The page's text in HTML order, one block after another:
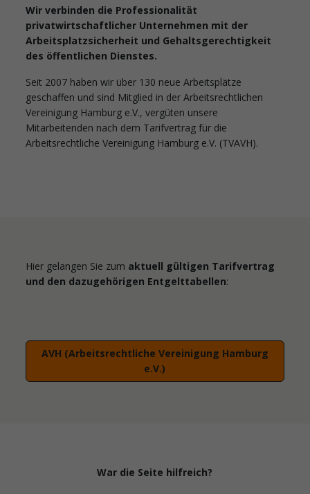
Wir verbinden die Professionalität
privatwirtschaftlicher Unternehmen mit der
Arbeitsplatzsicherheit und Gehaltsgerechtigkeit
des öffentlichen Dienstes.
Seit 2007 haben wir über 130 neue Arbeitsplätze
geschaffen und sind Mitglied in der Arbeitsrechtlichen
Vereinigung Hamburg e.V., vergüten unsere
Mitarbeitenden nach dem Tarifvertrag für die
Arbeitsrechtliche Vereinigung Hamburg e.V. (TVAVH).
Hier gelangen Sie zum aktuell gültigen Tarifvertrag
und den dazugehörigen Entgelttabellen:
AVH (Arbeitsrechtliche Vereinigung Hamburg
e.V.)
War die Seite hilfreich?